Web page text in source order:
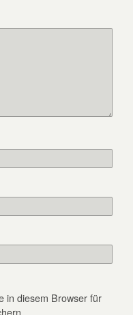
in diesem Browser für